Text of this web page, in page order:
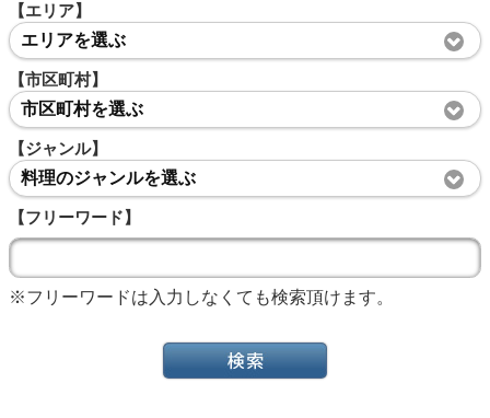
【エリア】
エリアを選ぶ
【市区町村】
市区町村を選ぶ
【ジャンル】
料理のジャンルを選ぶ
【フリーワード】
※フリーワードは入力しなくても検索頂けます。